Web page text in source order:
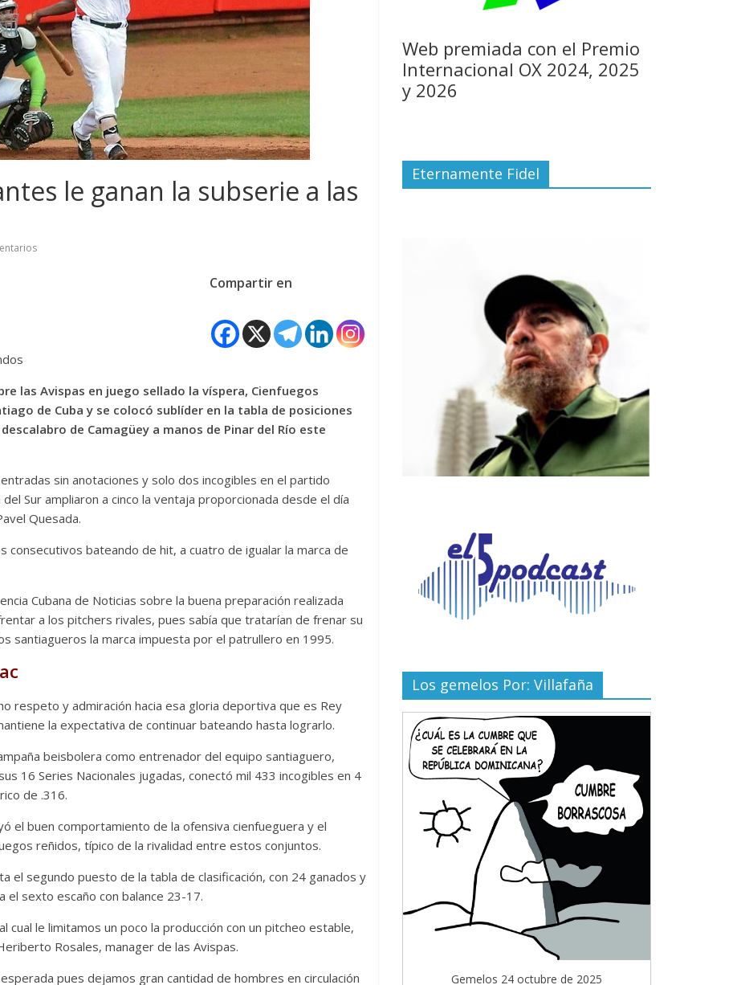
le ganan la subserie a las
Compartir en
las Avispas en juego sellado la víspera, Cienfuegos
de Cuba y se colocó sublíder en la tabla de posiciones
de Camagüey a manos de Pinar del Río este
sin anotaciones y solo dos incogibles en el partido
Sur ampliaron a cinco la ventaja proporcionada desde el día
Quesada.
bateando de hit, a cuatro de igualar la marca de
Cubana de Noticias sobre la buena preparación realizada
a los pitchers rivales, pues sabía que tratarían de frenar su
santiagueros la marca impuesta por el patrullero en 1995.
respeto y admiración hacia esa gloria deportiva que es Rey
la expectativa de continuar bateando hasta lograrlo.
beisbolera como entrenador del equipo santiaguero,
16 Series Nacionales jugadas, conectó mil 433 incogibles en 4
de .316.
el buen comportamiento de la ofensiva cienfueguera y el
reñidos, típico de la rivalidad entre estos conjuntos.
el segundo puesto de la tabla de clasificación, con 24 ganados y
el sexto escaño con balance 23-17.
cual le limitamos un poco la producción con un pitcheo estable,
Rosales, manager de las Avispas.
pues dejamos gran cantidad de hombres en circulación
Web premiada con el Premio
Internacional OX 2024, 2025
y 2026
Eternamente Fidel
Los gemelos Por: Villafaña
Gemelos 24 octubre de 2025